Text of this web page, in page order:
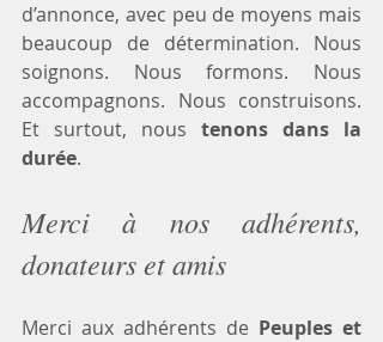
d’annonce, avec peu de moyens mais
beaucoup de détermination. Nous
soignons. Nous formons. Nous
accompagnons. Nous construisons.
Et surtout, nous tenons dans la
durée.
Merci à nos adhérents,
donateurs et amis
Merci aux adhérents de Peuples et